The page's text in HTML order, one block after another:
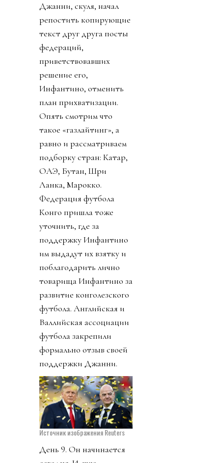
Джанни, скуля, начал
репостить копирующие
текст друг друга посты
федераций,
приветствовавших
решение его,
Инфантино, отменить
план прихватизации.
Опять смотрим что
такое «газлайтинг», а
равно и рассматриваем
подборку стран: Катар,
ОАЭ, Бутан, Шри
Ланка, Марокко.
Федерация футбола
Конго пришла тоже
уточнить, где за
поддержку Инфантино
им выдадут их взятку и
поблагодарить лично
товарища Инфантино за
развитие конголезского
футбола. Английская и
Валлийская ассоциации
футбола закрепили
формально отзыв своей
поддержки Джанни.
Источник изображения Reuters
День 9. Он начинается